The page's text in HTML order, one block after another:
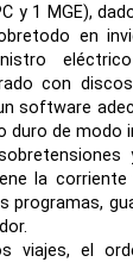
y 1 MGE),
en
con
software
duro de modo
la
programas,
viajes, el